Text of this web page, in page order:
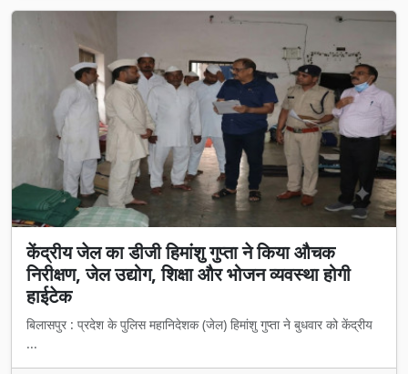
केंद्रीय जेल का डीजी हिमांशु गुप्ता ने किया औचक
निरीक्षण, जेल उद्योग, शिक्षा और भोजन व्यवस्था होगी
हाईटेक
बिलासपुर : प्रदेश के पुलिस महानिदेशक (जेल) हिमांशु गुप्ता ने बुधवार को केंद्रीय
...